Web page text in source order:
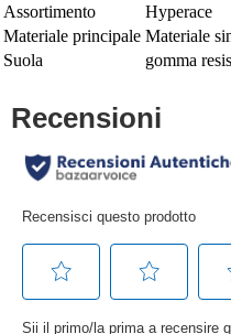
Assortimento
Hyperace
Materiale principale Materiale
Suola
gomma